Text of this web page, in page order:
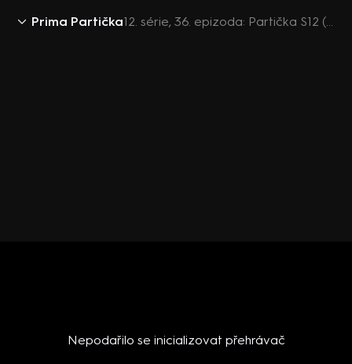
Prima Partička 12. série, 36. epizoda: Partička S12 (36)
Nepodařilo se inicializovat přehrávač